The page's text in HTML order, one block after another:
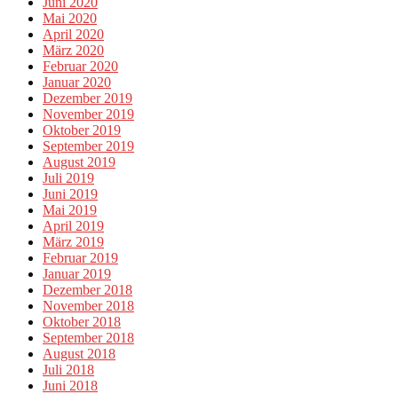
Mai 2020
April 2020
März 2020
Februar 2020
Januar 2020
Dezember 2019
November 2019
Oktober 2019
September 2019
August 2019
Juli 2019
Juni 2019
Mai 2019
April 2019
März 2019
Februar 2019
Januar 2019
Dezember 2018
November 2018
Oktober 2018
September 2018
August 2018
Juli 2018
Juni 2018